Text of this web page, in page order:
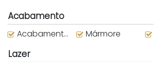
Acabamento
Acabamento em Gesso Mármore
Lazer